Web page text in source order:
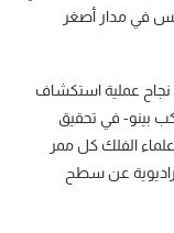
في مدار أصغر
نجاح عملية استكشاف
بينو- في تحقيق
الفلك كل ممر
عن سطح